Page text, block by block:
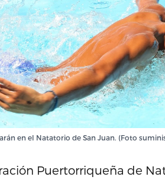
en el Natatorio de San Juan. (Foto
Puertorriqueña de